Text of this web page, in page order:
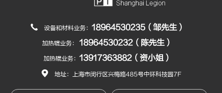
设备和材料业务： 18964530235（邹先生）
加热辊业务： 18964530232（陈先生）
加热辊业务： 13917363882（资小姐）
地址：上海市闵行区兴梅路485号中环科技园7F